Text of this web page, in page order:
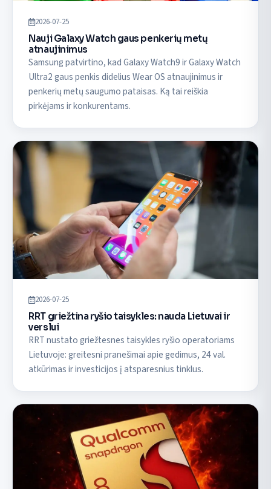
2026-07-25
Nauji Galaxy Watch gaus penkerių metų
atnaujinimus
Samsung patvirtino, kad Galaxy Watch9 ir Galaxy Watch
Ultra2 gaus penkis didelius Wear OS atnaujinimus ir
penkerių metų saugumo pataisas. Ką tai reiškia
pirkėjams ir konkurentams.
2026-07-25
RRT griežtina ryšio taisykles: nauda Lietuvai ir
verslui
RRT nustato griežtesnes taisykles ryšio operatoriams
Lietuvoje: greitesni pranešimai apie gedimus, 24 val.
atkūrimas ir investicijos į atsparesnius tinklus.